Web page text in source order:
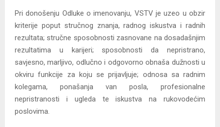
Pri donošenju Odluke o imenovanju, VSTV je uzeo u obzir
kriterije poput stručnog znanja, radnog iskustva i radnih
rezultata; stručne sposobnosti zasnovane na dosadašnjim
rezultatima u karijeri; sposobnosti da nepristrano,
savjesno, marljivo, odlučno i odgovorno obnaša dužnosti u
okviru funkcije za koju se prijavljuje; odnosa sa radnim
kolegama, ponašanja van posla, profesionalne
nepristranosti i ugleda te iskustva na rukovodećim
poslovima.